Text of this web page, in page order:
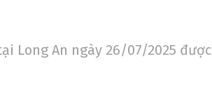
Long An ngày 26/07/2025 được